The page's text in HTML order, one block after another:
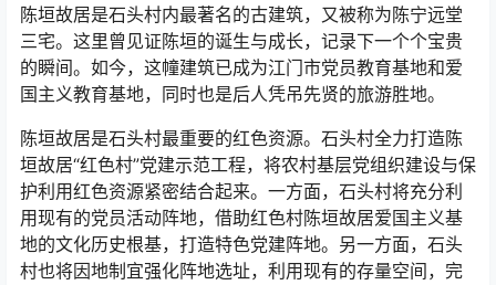
陈垣故居是石头村内最著名的古建筑，又被称为陈宁远堂
三宅。这里曾见证陈垣的诞生与成长，记录下一个个宝贵
的瞬间。如今，这幢建筑已成为江门市党员教育基地和爱
国主义教育基地，同时也是后人凭吊先贤的旅游胜地。
陈垣故居是石头村最重要的红色资源。石头村全力打造陈
垣故居“红色村”党建示范工程，将农村基层党组织建设与保
护利用红色资源紧密结合起来。一方面，石头村将充分利
用现有的党员活动阵地，借助红色村陈垣故居爱国主义基
地的文化历史根基，打造特色党建阵地。另一方面，石头
村也将因地制宜强化阵地选址，利用现有的存量空间，完